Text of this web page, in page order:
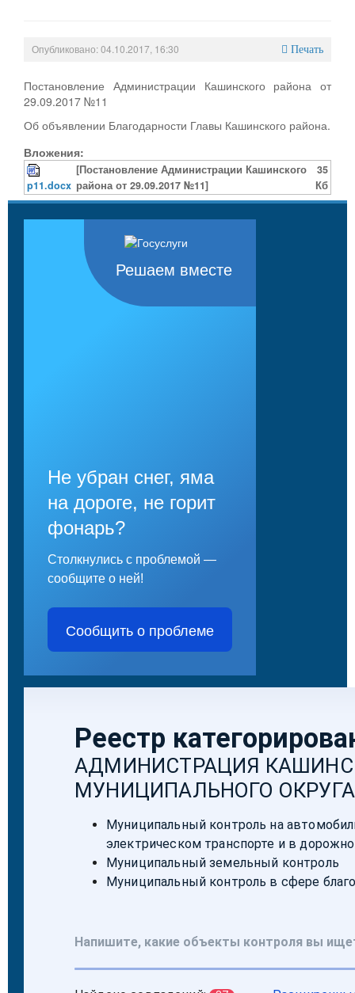
Опубликовано: 04.10.2017, 16:30 Печать
Постановление Администрации Кашинского района от
29.09.2017 №11
Об объявлении Благодарности Главы Кашинского района.
Вложения:
p11.docx
[Постановление Администрации Кашинского
района от 29.09.2017 №11]
35
Кб
Решаем вместе
Не убран снег, яма
на дороге, не горит
фонарь?
Столкнулись с проблемой —
сообщите о ней!
Сообщить о проблеме